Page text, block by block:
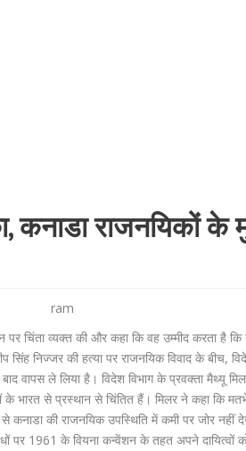
राजनयिकों के
ram
चिंता व्यक्त की और कहा कि वह उम्मीद करता है
निज्जर की हत्या पर राजनयिक विवाद के बीच,
ले लिया है। विदेश विभाग के प्रवक्ता मैथ्यू
भारत से प्रस्थान से चिंतित हैं। मिलर ने कहा कि
कनाडा की राजनयिक उपस्थिति में कमी पर जोर
पर 1961 के वियना कन्वेंशन के तहत अपने दायित्वों